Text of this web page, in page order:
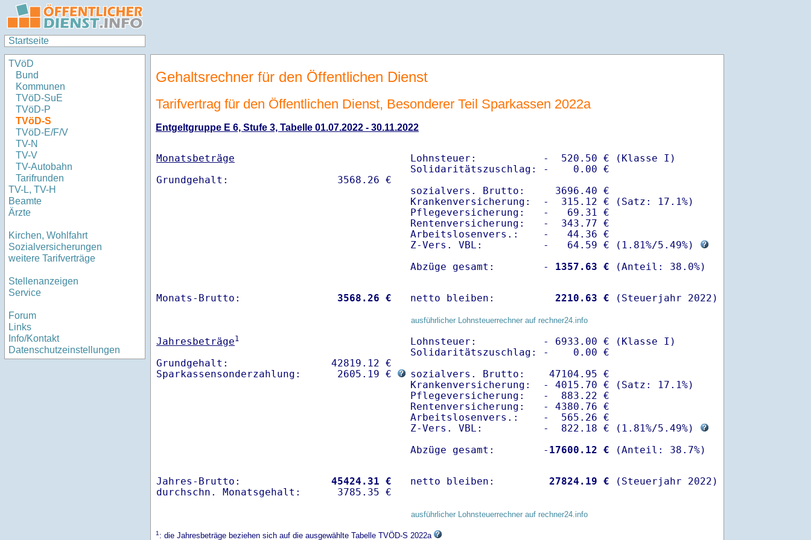
Startseite
TVöD
Bund
Kommunen
TVöD-SuE
TVöD-P
TVöD-S
TVöD-E/F/V
TV-N
TV-V
TV-Autobahn
Tarifrunden
TV-L, TV-H
Beamte
Ärzte
Kirchen, Wohlfahrt
Sozialversicherungen
weitere Tarifverträge
Stellenanzeigen
Service
Forum
Links
Info/Kontakt
Datenschutzeinstellungen
Gehaltsrechner für den Öffentlichen Dienst
Tarifvertrag für den Öffentlichen Dienst, Besonderer Teil Sparkassen 2022a
Entgeltgruppe E 6, Stufe 3, Tabelle 01.07.2022 - 30.11.2022
Monatsbeträge
Lohnsteuer:           -  520.50 € (Klasse I)
Solidaritätszuschlag: -    0.00 €
sozialvers. Brutto:     3696.40 €
Krankenversicherung:  -  315.12 € (Satz: 17.1%)
Pflegeversicherung:   -   69.31 €
Rentenversicherung:   -  343.77 €
Arbeitslosenvers.:    -   44.36 €
Z-Vers. VBL:          -   64.59 € ( 1.81%/5.49%)
Abzüge gesamt:        -
1357.63 €
Monats-Brutto: 3568.26 € netto bleiben: 2210.63 € (Steuerjahr 2022)
ausführlicher Lohnsteuerrechner auf rechner24.info
Jahresbeträge1
Grundgehalt:                 42819.12 €
Sparkassensonderzahlung:      2605.19 €
Lohnsteuer:           - 6933.00 € (Klasse I)
Solidaritätszuschlag: -    0.00 €
sozialvers. Brutto:    47104.95 €
Krankenversicherung:  - 4015.70 € (Satz: 17.1%)
Pflegeversicherung:   -  883.22 €
Rentenversicherung:   - 4380.76 €
Arbeitslosenvers.:    -  565.26 €
Z-Vers. VBL:          -  822.18 € ( 1.81%/5.49%)
Abzüge gesamt:        - 17600.12 €
Jahres-Brutto: 45424.31 €
netto bleiben: 27824.19 € (Steuerjahr 2022)
ausführlicher Lohnsteuerrechner auf rechner24.info
1: die Jahresbeträge beziehen sich auf die ausgewählte Tabelle TVÖD-S 2022a